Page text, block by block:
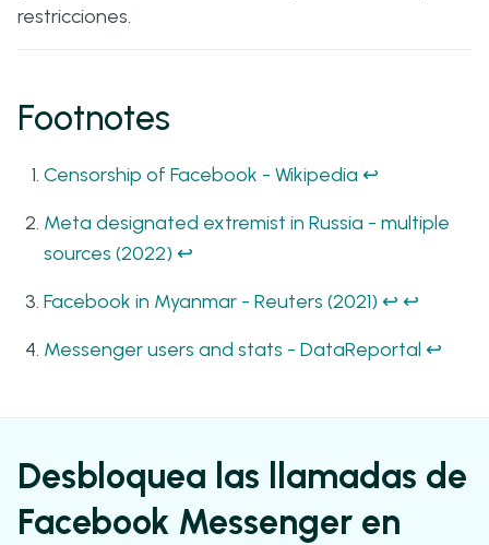
restricciones.
Footnotes
Censorship of Facebook - Wikipedia ↩
Meta designated extremist in Russia - multiple
sources (2022) ↩
Facebook in Myanmar - Reuters (2021) ↩ ↩
Messenger users and stats - DataReportal ↩
Desbloquea las llamadas de
Facebook Messenger en